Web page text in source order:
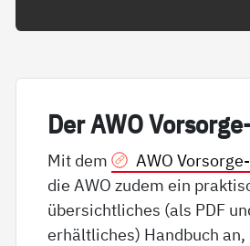
Der AWO
Mit dem AWO
die AWO zudem ein
übersichtliches (als PDF
erhältliches) Handbuch an,